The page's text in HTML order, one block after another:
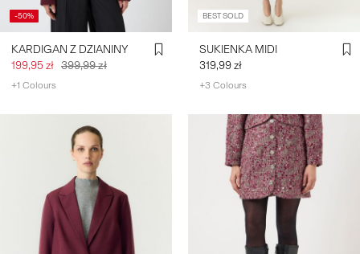
-50%
KARDIGAN Z DZIANINY
199,95 zł 399,99 zł
+1 Colours
BEST SOLD
SUKIENKA MIDI
319,99 zł
+3 Colours